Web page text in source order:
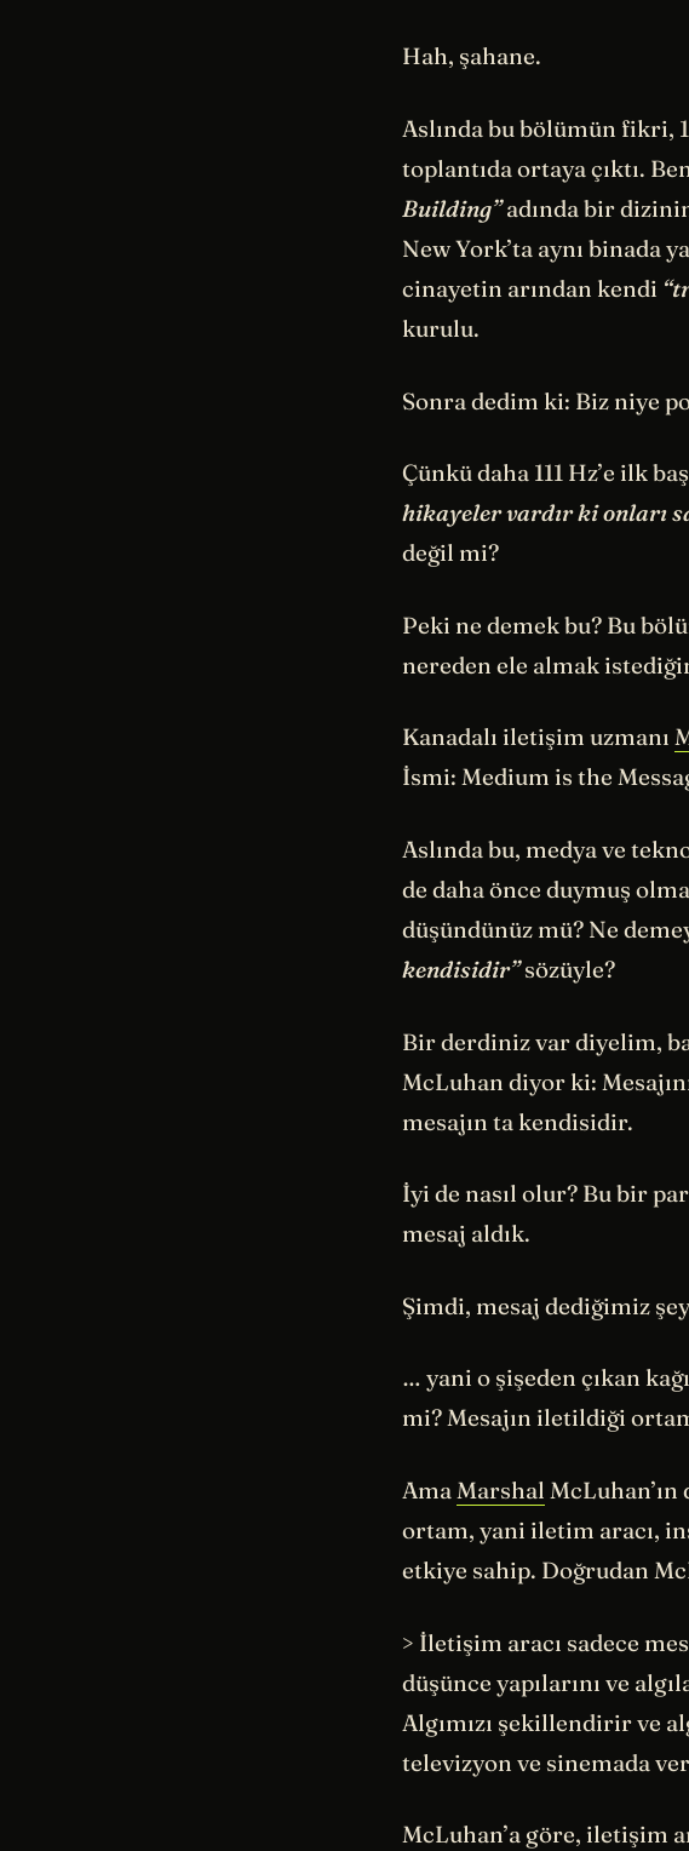
Hah, şahane.
Aslında bu bölümün fikri,
toplantıda ortaya çıktı.
Building”adında bir
New York’ta aynı binada
cinayetin arından kendi
kurulu.
Sonra dedim ki: Biz niye
Çünkü daha 111 Hz’e ilk
hikayeler vardır ki onları
değil mi?
Peki ne demek bu? Bu
nereden ele almak
Kanadalı iletişim uzmanı
İsmi: Medium is the
Aslında bu, medya ve
de daha önce duymuş
düşündünüz mü? Ne
kendisidir”sözüyle?
Bir derdiniz var diyelim,
McLuhan diyor ki:
mesajın ta kendisidir.
İyi de nasıl olur? Bu bir
mesaj aldık.
Şimdi, mesaj dediğimiz
… yani o şişeden çıkan
mi? Mesajın iletildiği
AmaMarshal
ortam, yani iletim aracı,
etkiye sahip. Doğrudan
> İletişim aracı sadece
düşünce yapılarını ve
Algımızı şekillendirir ve
televizyon ve sinemada
McLuhan’a göre, iletişim